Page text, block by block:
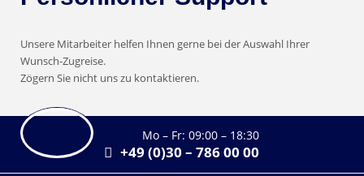
Unsere Mitarbeiter helfen Ihnen gerne bei der Auswahl Ihrer
Wunsch-Zugreise.
Zögern Sie nicht uns zu kontaktieren.
Mo – Fr: 09:00 – 18:30
+49 (0)30 – 786 00 00